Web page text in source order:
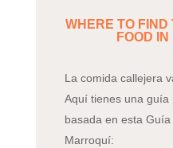
WHERE TO
FOOD
La comida callejera
Aquí tienes una guía
basada en esta
Marroquí: